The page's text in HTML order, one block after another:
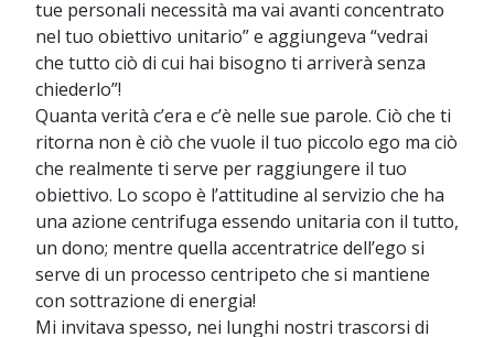
tue personali necessità ma vai avanti concentrato
nel tuo obiettivo unitario” e aggiungeva “vedrai
che tutto ciò di cui hai bisogno ti arriverà senza
chiederlo”!
Quanta verità c’era e c’è nelle sue parole. Ciò che ti
ritorna non è ciò che vuole il tuo piccolo ego ma ciò
che realmente ti serve per raggiungere il tuo
obiettivo. Lo scopo è l’attitudine al servizio che ha
una azione centrifuga essendo unitaria con il tutto,
un dono; mentre quella accentratrice dell’ego si
serve di un processo centripeto che si mantiene
con sottrazione di energia!
Mi invitava spesso, nei lunghi nostri trascorsi di